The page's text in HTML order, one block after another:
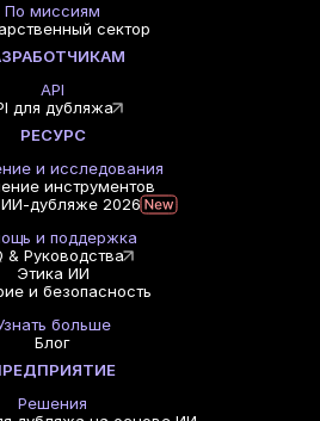
По миссиям
сектор
API
для дубляжа
РЕСУРС
и исследования
инструментов
ИИ-дубляже 2026
и поддержка
& Руководства
Этика ИИ
и безопасность
больше
Блог
Решения